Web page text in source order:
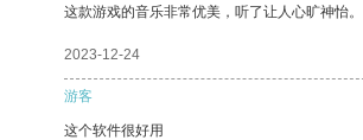
这款游戏的音乐非常优美，听了让人心旷神怡。
2023-12-24
游客
这个软件很好用